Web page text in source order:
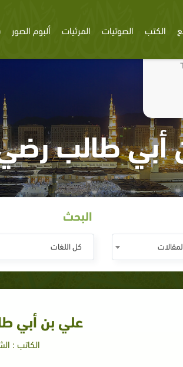
We
الكتب الصوتيات المرئيات ألبوم الصور
أبي طالب رضي
البحث
كل اللغات
علي بن أبي
الكاتب :